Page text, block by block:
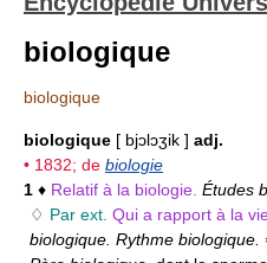
biologique
biologique
biologique [ bjɔlɔʒik ] adj.
• 1832; de biologie
1 ♦ Relatif à la biologie. Études
♢ Par ext. Qui a rapport à la
biologique. Rythme biologique.